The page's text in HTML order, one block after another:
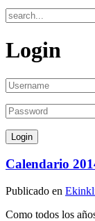
Login
Calendario
Publicado en
Como todos los